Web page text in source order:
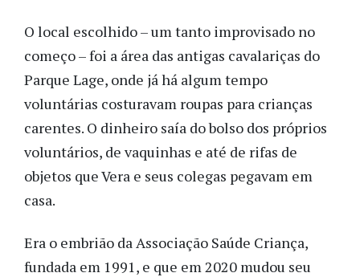
O local escolhido – um tanto improvisado no
começo – foi a área das antigas cavalariças do
Parque Lage, onde já há algum tempo
voluntárias costuravam roupas para crianças
carentes. O dinheiro saía do bolso dos próprios
voluntários, de vaquinhas e até de rifas de
objetos que Vera e seus colegas pegavam em
casa.
Era o embrião da Associação Saúde Criança,
fundada em 1991, e que em 2020 mudou seu